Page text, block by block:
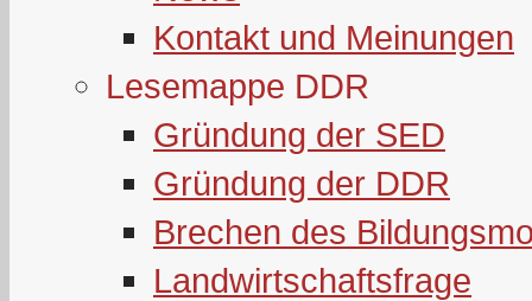
Kontakt und Meinungen
Lesemappe DDR
Gründung der SED
Gründung der DDR
Brechen des
Landwirtschaftsfrage